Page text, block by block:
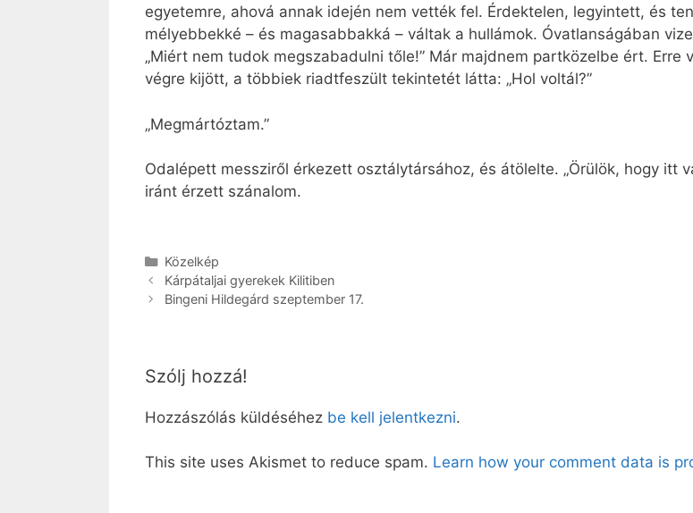
egyetemre, ahová annak idején nem vették fel. Érdektelen, legyintett, és
mélyebbekké – és magasabbakká – váltak a hullámok. Óvatlanságában
„Miért nem tudok megszabadulni tőle!” Már majdnem partközelbe ért.
végre kijött, a többiek riadtfeszült tekintetét látta: „Hol voltál?”
„Megmártóztam.”
Odalépett messziről érkezett osztálytársához, és átölelte. „Örülök, hogy itt
iránt érzett szánalom.
Kategória
Közelkép
Kárpátaljai gyerekek Kilitiben
Bingeni Hildegárd szeptember 17.
Szólj hozzá!
Hozzászólás küldéséhez be kell jelentkezni.
This site uses Akismet to reduce spam. Learn how your comment data is